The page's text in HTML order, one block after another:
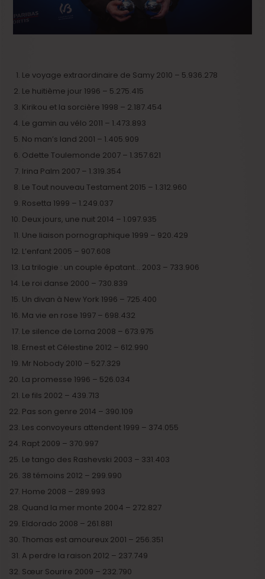
Le voyage extraordinaire de Samy 2010 – 5.936.278
Le huitième jour 1996 – 5.275.415
Kirikou et la sorcière 1998 – 2.187.454
Le gamin au vélo 2011 – 1.473.893
No man’s land 2001 – 1.405.909
Odette Toulemonde 2007 – 1.357.621
Irina Palm 2007 – 1.319.354
Le Tout nouveau Testament 2015 – 1.312.960
Rosetta 1999 – 1.249.037
Deux jours, une nuit 2014 – 1.097.935
Une liaison pornographique 1999 – 920.429
L’enfant 2005 – 907.608
La trilogie : un couple épatant… 2003 – 733.906
Le roi danse 2000 – 730.839
Un divan à New York 1996 – 725.400
Ma vie en rose 1997 – 698.432
Le silence de Lorna 2008 – 673.975
Ernest et Célestine 2012 – 612.990
Mr Nobody 2010 – 527.329
La promesse 1996 – 526.034
Le fils 2002 – 439.713
Pas son genre 2014 – 390.109
Les convoyeurs attendent 1999 – 374.055
Rapt 2009 – 370.997
Le tango des Rashevski 2003 – 331.403
38 témoins 2012 – 299.990
Home 2008 – 289.993
Quand la mer monte 2004 – 272.827
Eldorado 2008 – 261.881
Thomas est amoureux 2001 – 256.351
A perdre la raison 2012 – 237.749
Sœur Sourire 2009 – 232.790